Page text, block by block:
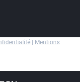
| Mentions